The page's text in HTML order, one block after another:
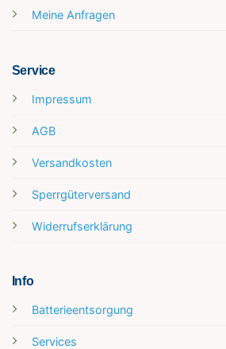
Meine Anfragen
Service
Impressum
AGB
Versandkosten
Sperrgüterversand
Widerrufserklärung
Info
Batterieentsorgung
Services